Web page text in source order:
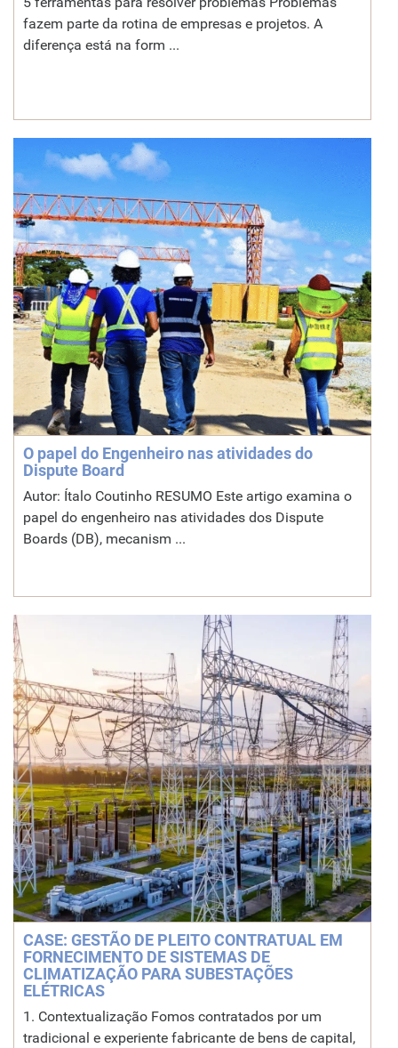
fazem parte da rotina de empresas e projetos. A
diferença está na form ...
O papel do Engenheiro nas atividades do
Dispute Board
Autor: Ítalo Coutinho RESUMO Este artigo examina o
papel do engenheiro nas atividades dos Dispute
Boards (DB), mecanism ...
CASE: GESTÃO DE PLEITO CONTRATUAL EM
FORNECIMENTO DE SISTEMAS DE
CLIMATIZAÇÃO PARA SUBESTAÇÕES
ELÉTRICAS
1. Contextualização Fomos contratados por um
tradicional e experiente fabricante de bens de capital,